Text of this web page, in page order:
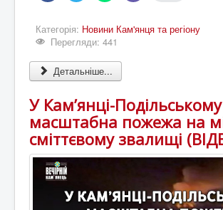
Категорія: Новини Кам'янця та регіону
Перегляди: 441
Детальніше...
У Кам’янці-Подільському
масштабна пожежа на
сміттєвому звалищі